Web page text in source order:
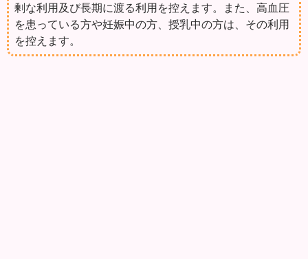
剰な利用及び長期に渡る利用を控えます。また、高血圧
を患っている方や妊娠中の方、授乳中の方は、その利用
を控えます。